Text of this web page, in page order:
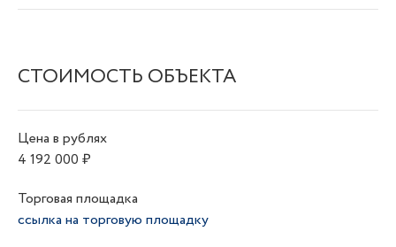
СТОИМОСТЬ ОБЪЕКТА
Цена в рублях
4 192 000 ₽
Торговая площадка
ссылка на торговую площадку